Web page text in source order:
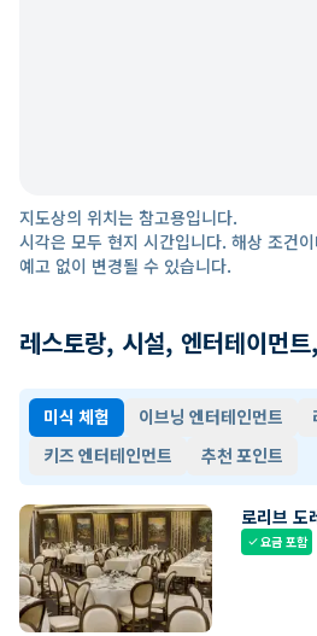
지도상의 위치는 참고용입니다.
시각은 모두 현지 시간입니다. 해상 조건
예고 없이 변경될 수 있습니다.
레스토랑, 시설, 엔터테이먼
미식 체험 이브닝 엔터테인먼트
키즈 엔터테인먼트
추천 포인트
로리브 도
check요금 포함